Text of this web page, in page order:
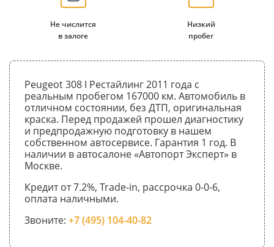
Не числится
в залоге
Низкий
пробег
Peugeot 308 I Рестайлинг 2011 года с
реальным пробегом 167000 км. Автомобиль в
отличном состоянии, без ДТП, оригинальная
краска. Перед продажей прошел диагностику
и предпродажную подготовку в нашем
собственном автосервисе. Гарантия 1 год. В
наличии в автосалоне «Автопорт Эксперт» в
Москве.
Кредит от 7.2%, Trade-in, рассрочка 0-0-6,
оплата наличными.
Звоните: +7 (495) 104-40-82